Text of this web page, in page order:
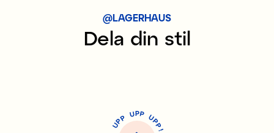
@LAGERHAUS
Dela din stil
U
P
P UPP UP
P
!